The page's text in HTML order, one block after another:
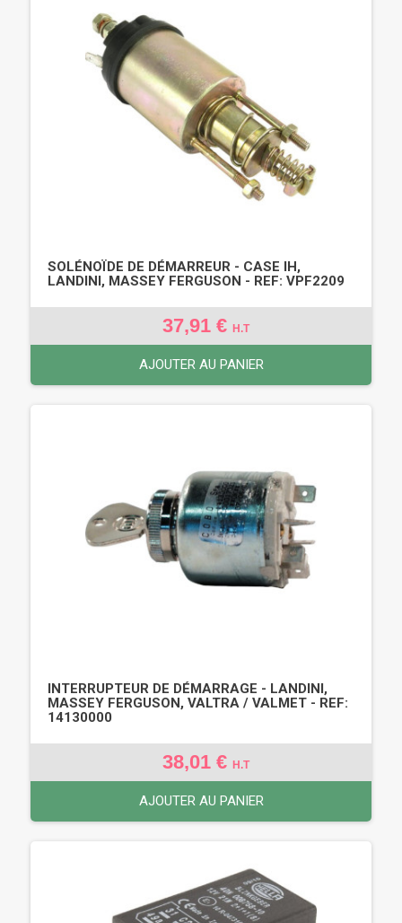
SOLÉNOÏDE DE DÉMARREUR - CASE IH,
LANDINI, MASSEY FERGUSON - REF: VPF2209
37,91 € H.T
AJOUTER AU PANIER
INTERRUPTEUR DE DÉMARRAGE - LANDINI,
MASSEY FERGUSON, VALTRA / VALMET - REF:
14130000
38,01 € H.T
AJOUTER AU PANIER